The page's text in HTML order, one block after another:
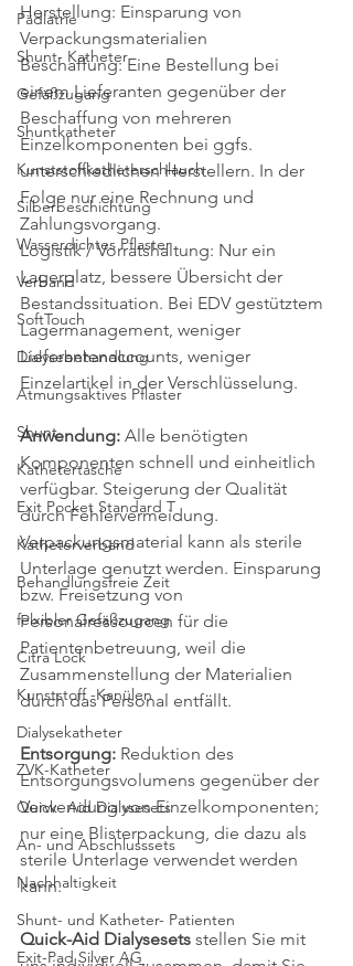
Pädiatrie
Shunt- Katheter
Gefäßzugang
Shuntkatheter
Kunststoffkatheterschlauch
Silberbeschichtung
Wasserdichtes Pflaster
Verband
SoftTouch
Dialysebehandlung
Atmungsaktives Pflaster
Shunt
Kathetertasche
Exit Pocket Standard T
Katheterverband
Behandlungsfreie Zeit
felxibler Gefäßzugang
Citra Lock
Kunststoff -Kanülen
Dialysekatheter
ZVK-Katheter
Quick- Aid Dialysesets
An- und Abschlusssets
Nachhaltigkeit
Shunt- und Katheter- Patienten
Exit-Pad Silver AG
Herstellung: Einsparung von
Verpackungsmaterialien
Beschaffung: Eine Bestellung bei
einem Lieferanten gegenüber der
Beschaffung von mehreren
Einzelkomponenten bei ggfs.
unterschiedlichen Herstellern. In der
Folge nur eine Rechnung und
Zahlungsvorgang.
Logistik / Vorratshaltung: Nur ein
Lagerplatz, bessere Übersicht der
Bestandssituation. Bei EDV gestütztem
Lagermanagement, weniger
Lieferantenaccounts, weniger
Einzelartikel in der Verschlüsselung.
Anwendung: Alle benötigten
Komponenten schnell und einheitlich
verfügbar. Steigerung der Qualität
durch Fehlervermeidung.
Verpackungsmaterial kann als sterile
Unterlage genutzt werden. Einsparung
bzw. Freisetzung von
Personalressourcen für die
Patientenbetreuung, weil die
Zusammenstellung der Materialien
durch das Personal entfällt.
Entsorgung: Reduktion des
Entsorgungsvolumens gegenüber der
Verwendung von Einzelkomponenten;
nur eine Blisterpackung, die dazu als
sterile Unterlage verwendet werden
kann.
Quick-Aid Dialysesets stellen Sie mit